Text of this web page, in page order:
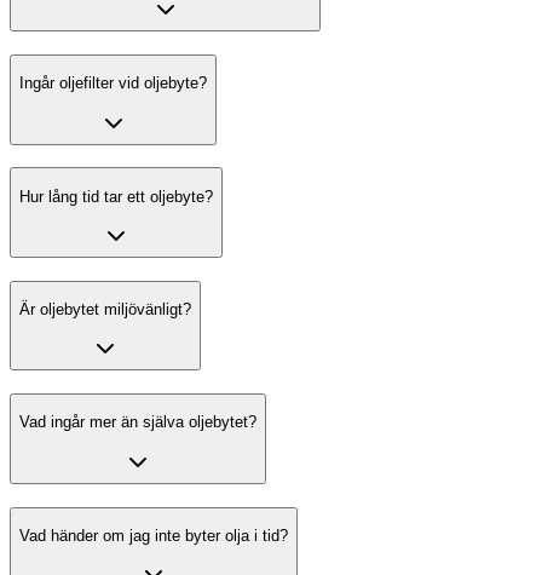
Ingår oljefilter vid oljebyte?
Hur lång tid tar ett oljebyte?
Är oljebytet miljövänligt?
Vad ingår mer än själva oljebytet?
Vad händer om jag inte byter olja i tid?